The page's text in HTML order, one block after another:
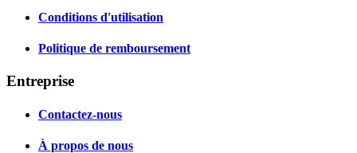
Conditions d'utilisation
Politique de remboursement
Entreprise
Contactez-nous
À propos de nous